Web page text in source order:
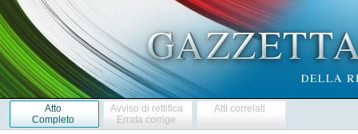
Atto
Completo
Avviso di rettifica
Errata corrige
Atti correlati